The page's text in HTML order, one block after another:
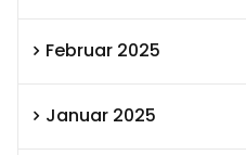
Februar 2025
Januar 2025